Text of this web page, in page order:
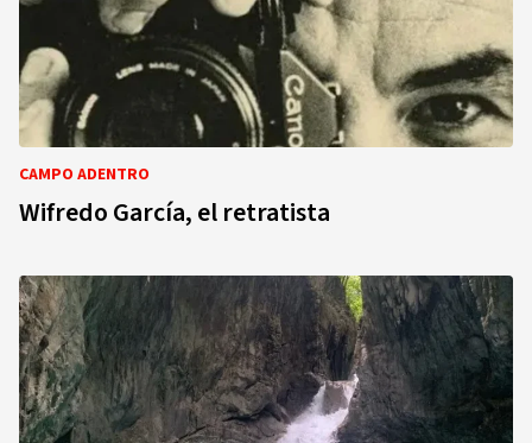
CAMPO ADENTRO
Wifredo García, el retratista